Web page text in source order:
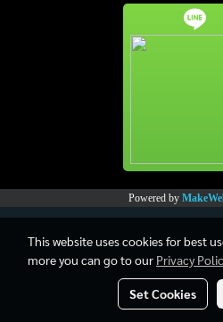
Powered by
This website uses cookies for best
more you can go to our Privacy
Set Cookies